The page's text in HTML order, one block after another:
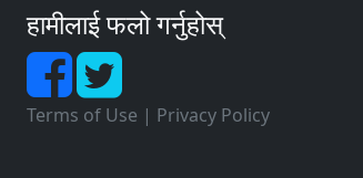
हामीलाई फलो गर्नुहोस्
Terms of Use | Privacy Policy